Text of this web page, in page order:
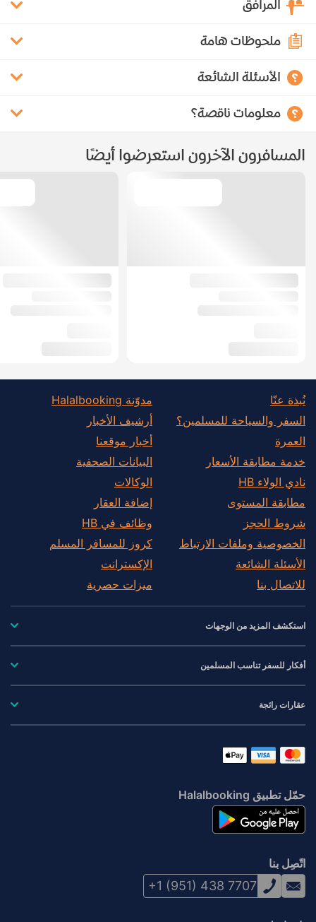
المرافق
ملحوظات هامة
الأسئلة الشائعة
معلومات ناقصة؟
المسافرون الآخرون استعرضوا أيضًا
نُبذة عنّا
السفر والسياحة للمسلمين؟
العمرة
خدمة مطابقة الأسعار
نادي الولاء HB
مطابقة المستوى
شروط الحجز
الخصوصية وملفات الارتباط
الأسئلة الشائعة
للاتصال بنا
مدوّنة Halalbooking
أرشيف الأخبار
أخبار موقعنا
البيانات الصحفية
الوكالات
إضافة العقار
وظائف في HB
كروز للمسافر المسلم
الإكسترانت
ميزات حصرية
استكشف المزيد من الوجهات
أفكار للسفر تناسب المسلمين
عقارات رائجة
حمّل تطبيق Halalbooking
اتّصِل بنا
+1 (951) 438 7707